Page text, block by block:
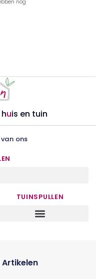
nog
uis en tuin
van ons
TUINSPULLEN
Artikelen